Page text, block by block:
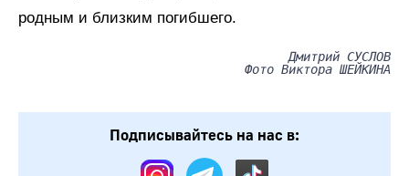
родным и близким погибшего.
Дмитрий СУСЛОВ
Фото Виктора ШЕЙКИНА
Подписывайтесь на нас в: